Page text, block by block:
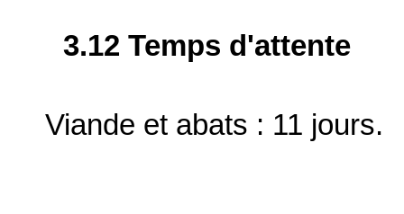
3.12 Temps d'attente
Viande et abats : 11 jours.